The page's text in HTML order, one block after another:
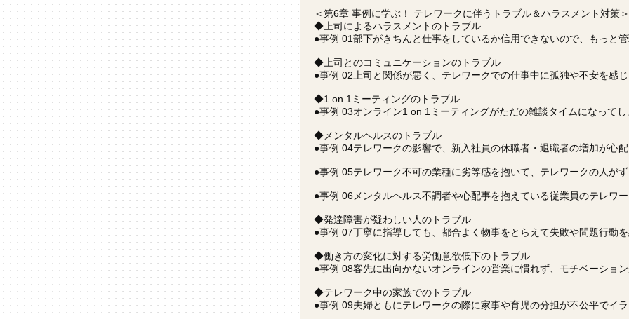
＜第6章 事例に学ぶ！ テレワークに伴うトラブル＆ハラスメント対策＞
◆上司によるハラスメントのトラブル
●事例 01部下がきちんと仕事をしているか信用できないので、もっと
◆上司とのコミュニケーションのトラブル
●事例 02上司と関係が悪く、テレワークでの仕事中に孤独や不安を感
◆1 on 1ミーティングのトラブル
●事例 03オンライン1 on 1ミーティングがただの雑談タイムになってし
◆メンタルヘルスのトラブル
●事例 04テレワークの影響で、新入社員の休職者・退職者の増加が心配
●事例 05テレワーク不可の業種に劣等感を抱いて、テレワークの人が
●事例 06メンタルヘルス不調者や心配事を抱えている従業員のテレワ
◆発達障害が疑わしい人のトラブル
●事例 07丁寧に指導しても、都合よく物事をとらえて失敗や問題行動
◆働き方の変化に対する労働意欲低下のトラブル
●事例 08客先に出向かないオンラインの営業に慣れず、モチベーショ
◆テレワーク中の家族でのトラブル
●事例 09夫婦ともにテレワークの際に家事や育児の分担が不公平でイ